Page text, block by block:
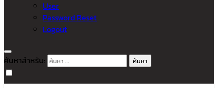
User
Password Reset
Logout
ค้นหาสำหรับ: